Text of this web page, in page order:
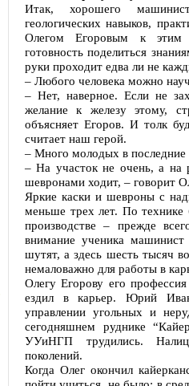
Итак, хорошего
геологических навыков,
Олегом Егоровым к этим
готовность поделиться
руки проходит едва ли не
– Любого человека можно
– Нет, наверное. Если не
желание к железу этому,
объясняет Егоров. И толк
считает наш герой.
– Много молодых в
– На участок не очень, а на
шевронами ходит, – говорит
Яркие каски и шевроны с
меньше трех лет. По технике
производстве – прежде
внимание ученика машинист
шутят, а здесь шесть тысяч
немаловажно для работы в
Олегу Егорову его
ездил в карьер. Юрий
управлении угольных и
сегодняшнем руднике
УУиНГП трудились.
поколений.
Когда Олег окончил